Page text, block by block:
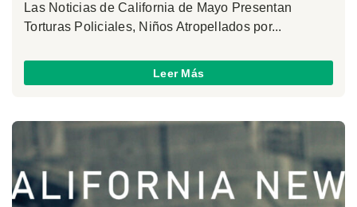
Las Noticias de California de Mayo Presentan
Torturas Policiales, Niños Atropellados por...
Leer Más